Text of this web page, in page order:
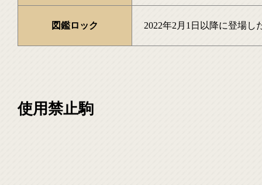
図鑑ロック 2022年2月1日以降に登場
使用禁止駒